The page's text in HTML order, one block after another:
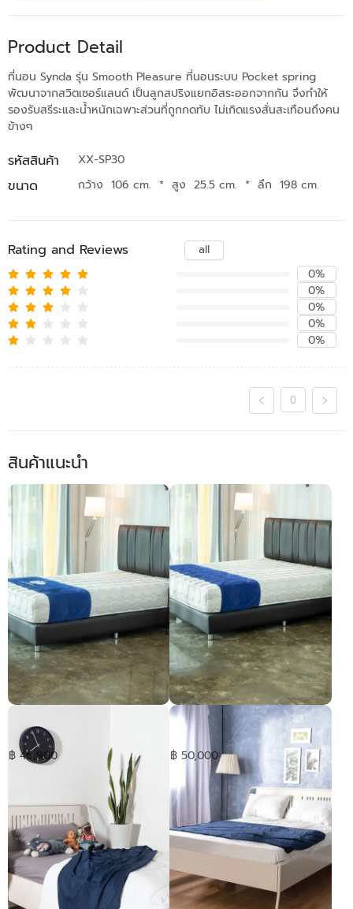
Product Detail
ที่นอน Synda รุ่น Smooth Pleasure ที่นอนระบบ Pocket spring
พัฒนาจากสวิตเซอร์แลนด์ เป็นลูกสปริงแยกอิสระออกจากกัน จึงทำให้
รองรับสรีระและน้ำหนักเฉพาะส่วนที่ถูกกดทับ ไม่เกิดแรงสั่นสะเทือนถึงคน
ข้างๆ
รหัสสินค้า XX-SP30
ขนาด กว้าง 106 cm. * สูง 25.5 cm. * ลึก 198 cm.
Rating and Reviews
all
0%
0%
0%
0%
0%
0
สินค้าแนะนำ
Pleasure ขนาด 5ฟุต
฿ 46,900
ที่นอน Synda รุ่น Smooth
Pleasure ขนาด 6ฟุต
฿ 50,000